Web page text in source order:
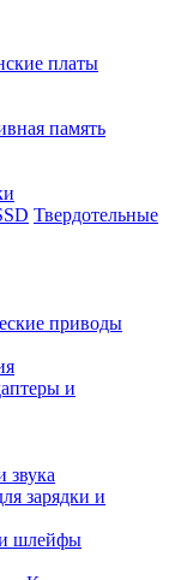
платы
память
Твердотельные
приводы
и
звука
зарядки и
шлейфы